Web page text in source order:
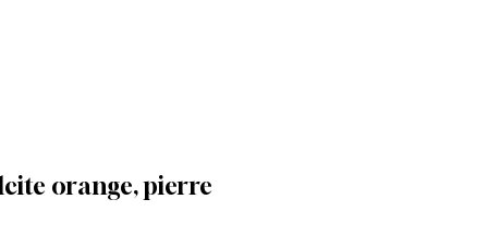
orange, pierre